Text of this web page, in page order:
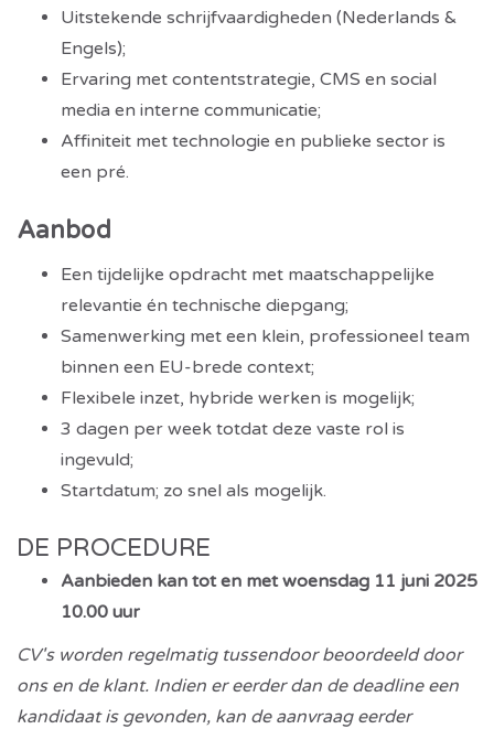
Uitstekende schrijfvaardigheden (Nederlands &
Engels);
Ervaring met contentstrategie, CMS en social
media en interne communicatie;
Affiniteit met technologie en publieke sector is
een pré.
Aanbod
Een tijdelijke opdracht met maatschappelijke
relevantie én technische diepgang;
Samenwerking met een klein, professioneel team
binnen een EU-brede context;
Flexibele inzet, hybride werken is mogelijk;
3 dagen per week totdat deze vaste rol is
ingevuld;
Startdatum; zo snel als mogelijk.
DE PROCEDURE
Aanbieden kan tot en met woensdag 11 juni 2025
10.00 uur
CV's worden regelmatig tussendoor beoordeeld door
ons en de klant. Indien er eerder dan de deadline een
kandidaat is gevonden, kan de aanvraag eerder